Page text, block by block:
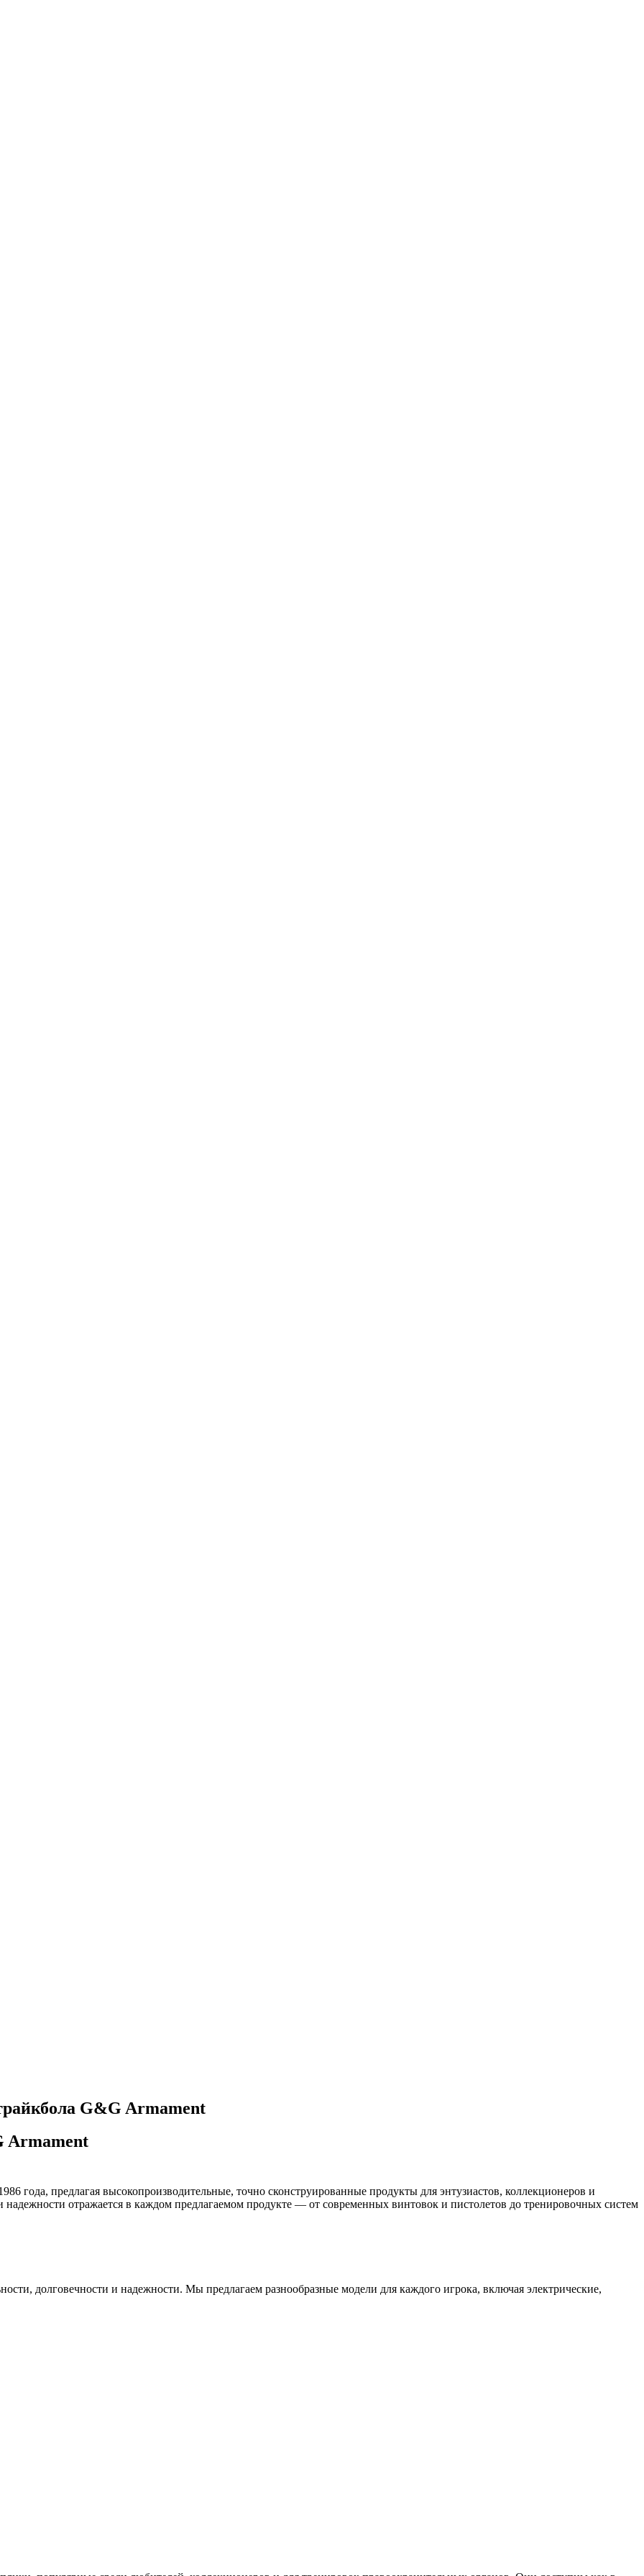
G&G Armament
Armament
года, предлагая высокопроизводительные, точно сконструированные продукты для энтузиастов, коллекционеров и
отражается в каждом предлагаемом продукте — от современных винтовок и пистолетов до тренировочных систем
долговечности и надежности. Мы предлагаем разнообразные модели для каждого игрока, включая электрические,